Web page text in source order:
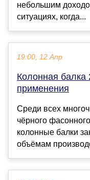
небольшим
ситуациях, когда...
19:00, 12 Апр
Колонная балка
применения
Среди всех
чёрного
колонные балки
объёмам